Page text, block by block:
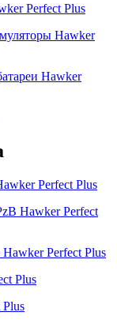
Perfect Plus
Hawker
Hawker
Perfect Plus
Hawker Perfect
Perfect Plus
Plus
Plus